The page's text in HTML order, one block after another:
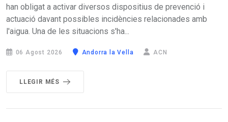
han obligat a activar diversos dispositius de prevenció i
actuació davant possibles incidències relacionades amb
l'aigua. Una de les situacions s'ha...
06 Agost 2026 Andorra la Vella ACN
LLEGIR MÉS